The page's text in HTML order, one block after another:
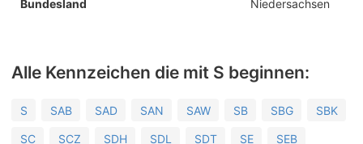
Bundesland Niedersachsen
Alle Kennzeichen die mit S beginnen:
S SAB SAD SAN SAW SB SBG SBK
SC SCZ SDH SDL SDT SE SEB